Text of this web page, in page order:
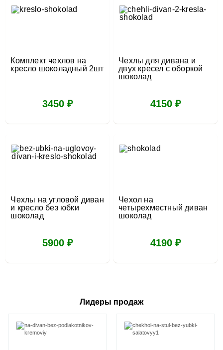
Комплект чехлов на
кресло шоколадный 2шт
3450 ₽
Чехлы для дивана и
двух кресел с оборкой
шоколад
4150 ₽
Чехлы на угловой диван
и кресло без юбки
шоколад
5900 ₽
Чехол на
четырехместный диван
шоколад
4190 ₽
Лидеры продаж